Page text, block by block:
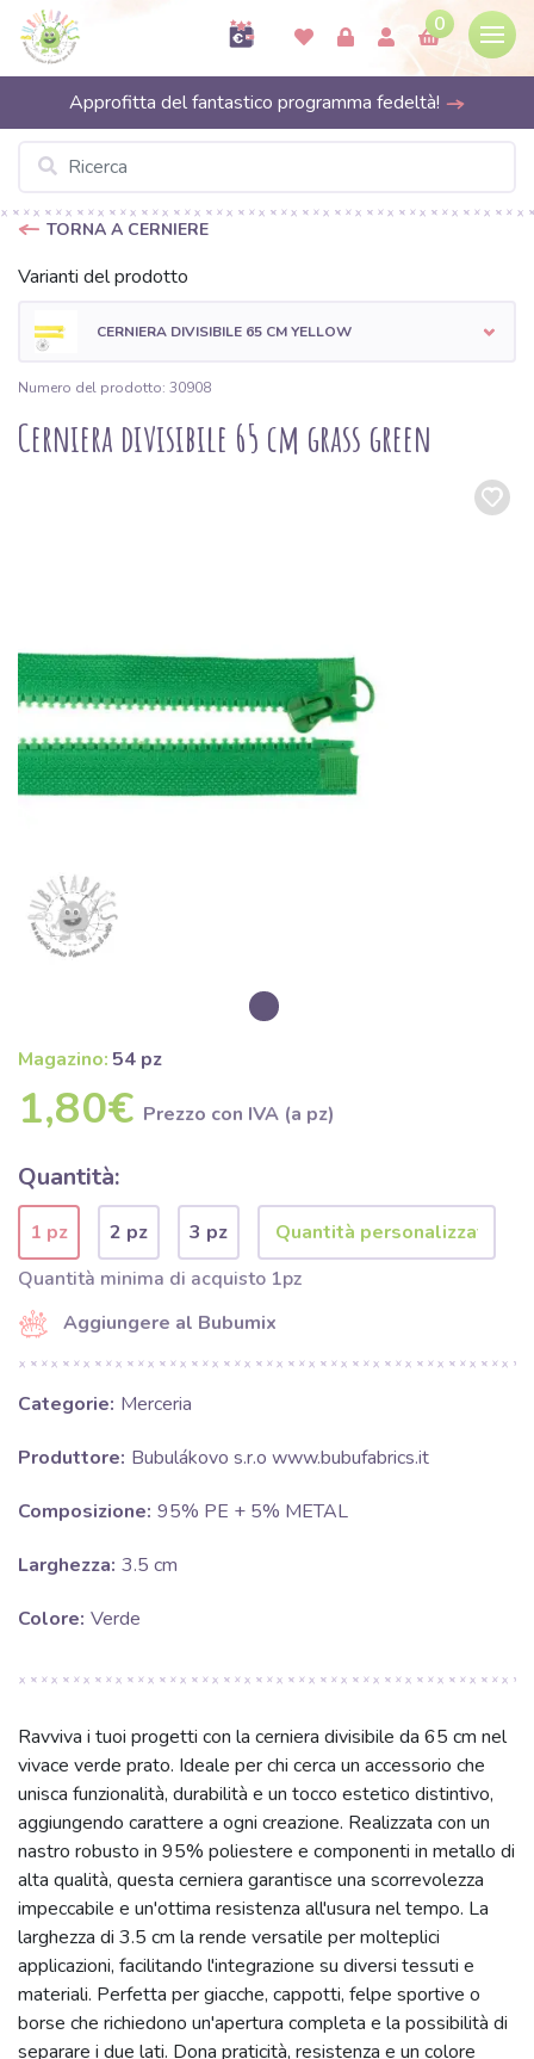
0
Approfitta del fantastico programma fedeltà!
TORNA A CERNIERE
Varianti del prodotto
CERNIERA DIVISIBILE 65 CM YELLOW
Numero del prodotto: 30908
Cerniera divisibile 65 cm grass green
Magazino: 54 pz
1,80€ Prezzo con IVA (a pz)
Quantità:
1 pz 2 pz
3 pz
Quantità minima di acquisto 1pz
Aggiungere al Bubumix
Categorie: Merceria
Produttore: Bubulákovo s.r.o www.bubufabrics.it
Composizione: 95% PE + 5% METAL
Larghezza: 3.5 cm
Colore: Verde
Ravviva i tuoi progetti con la cerniera divisibile da 65 cm nel
vivace verde prato. Ideale per chi cerca un accessorio che
unisca funzionalità, durabilità e un tocco estetico distintivo,
aggiungendo carattere a ogni creazione. Realizzata con un
nastro robusto in 95% poliestere e componenti in metallo di
alta qualità, questa cerniera garantisce una scorrevolezza
impeccabile e un'ottima resistenza all'usura nel tempo. La
larghezza di 3.5 cm la rende versatile per molteplici
applicazioni, facilitando l'integrazione su diversi tessuti e
materiali. Perfetta per giacche, cappotti, felpe sportive o
borse che richiedono un'apertura completa e la possibilità di
separare i due lati. Dona praticità, resistenza e un colore